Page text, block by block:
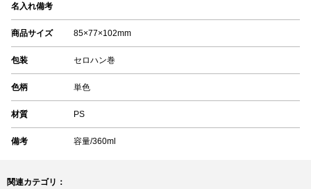
名入れ備考
商品サイズ 85×77×102mm
包装 セロハン巻
色柄 単色
材質 PS
備考 容量/360ml
関連カテゴリ：